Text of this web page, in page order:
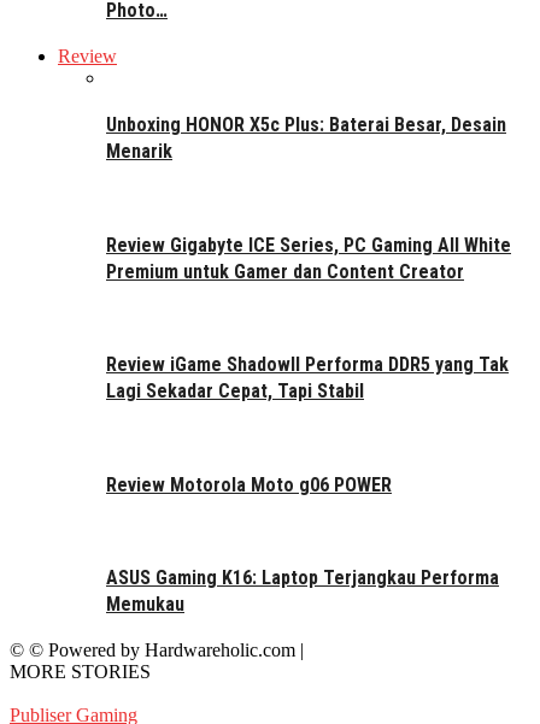
Photo…
Review
Unboxing HONOR X5c Plus: Baterai Besar, Desain
Menarik
Review Gigabyte ICE Series, PC Gaming All White
Premium untuk Gamer dan Content Creator
Review iGame ShadowII Performa DDR5 yang Tak
Lagi Sekadar Cepat, Tapi Stabil
Review Motorola Moto g06 POWER
ASUS Gaming K16: Laptop Terjangkau Performa
Memukau
© © Powered by Hardwareholic.com |
MORE STORIES
Publiser Gaming